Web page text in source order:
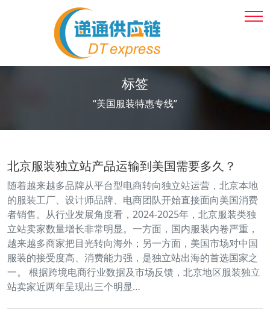
标签
“美国服装特惠专线”
北京服装独立站产品运输到美国需要多久？
随着越来越多品牌从平台型电商转向独立站运营，北京本地
的服装工厂、设计师品牌、电商团队开始直接面向美国消费
者销售。从行业发展角度看，2024-2025年，北京服装类独
立站卖家数量增长非常明显。一方面，国内服装内卷严重，
越来越多商家把目光转向海外；另一方面，美国市场对中国
服装的接受度高、消费能力强，是独立站出海的首选国家之
一。 根据跨境电商行业数据及市场反馈，北京地区服装独立
站卖家近两年呈现出三个明显…